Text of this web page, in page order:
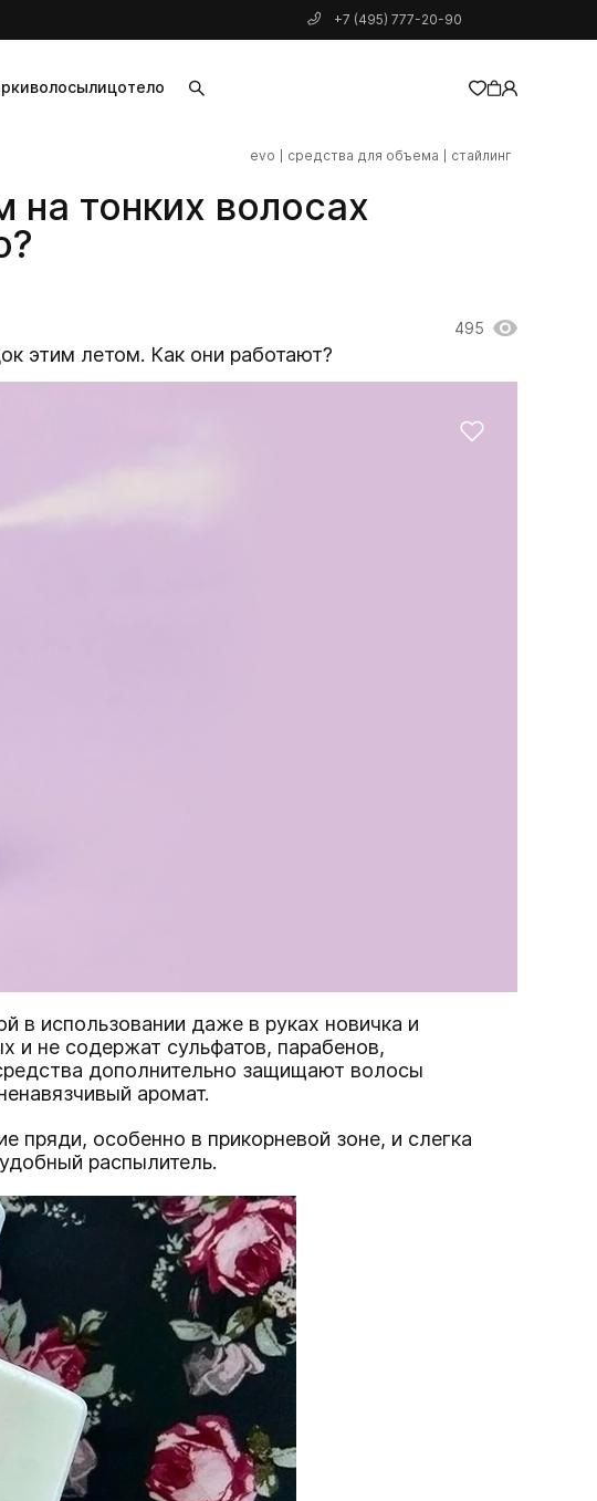
+7 (495) 777-20-90
волосылицотело
добавлен в корзину
на тонких волосах
evo средства для объема стайлинг
495
этим летом. Как они работают?
в использовании даже в руках новичка и
не содержат сульфатов, парабенов,
дополнительно защищают волосы
аромат.
особенно в прикорневой зоне, и слегка
распылитель.